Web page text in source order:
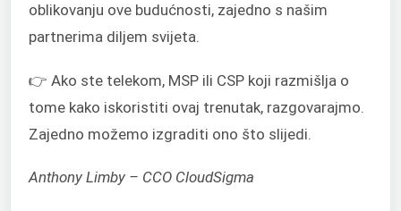
oblikovanju ove budućnosti, zajedno s našim
partnerima diljem svijeta.
👉 Ako ste telekom, MSP ili CSP koji razmišlja o
tome kako iskoristiti ovaj trenutak, razgovarajmo.
Zajedno možemo izgraditi ono što slijedi.
Anthony Limby – CCO CloudSigma